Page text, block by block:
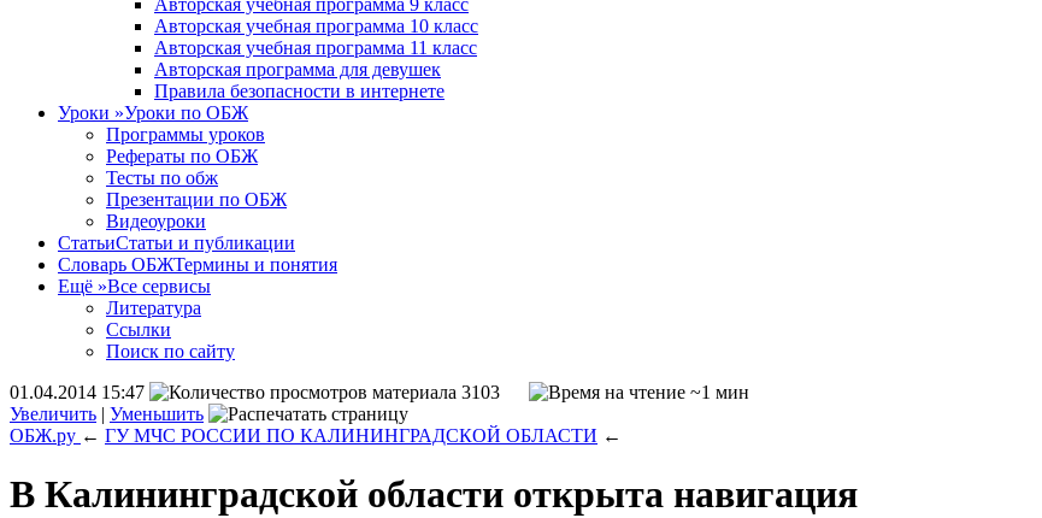
Авторская учебная программа 9 класс
Авторская учебная программа 10 класс
Авторская учебная программа 11 класс
Авторская программа для девушек
Правила безопасности в интернете
Уроки »Уроки по ОБЖ
Программы уроков
Рефераты по ОБЖ
Тесты по обж
Презентации по ОБЖ
Видеоуроки
СтатьиСтатьи и публикации
Словарь ОБЖТермины и понятия
Ещё »Все сервисы
Литература
Ссылки
Поиск по сайту
01.04.2014 15:47
3103
~1 мин
Увеличить | Уменьшить
ОБЖ.ру ← ГУ МЧС РОССИИ ПО КАЛИНИНГРАДСКОЙ ОБЛАСТИ ←
В Калининградской области открыта навигация